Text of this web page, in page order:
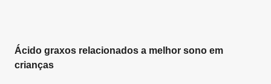
Ácido graxos relacionados a melhor sono em
crianças